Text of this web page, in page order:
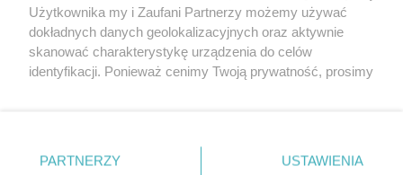
Zapomniałem hasła
Copyright © 2022 Kurier Szczeciński sp. z o.o.
Użytkownika my i Zaufani Partnerzy możemy używać
dokładnych danych geolokalizacyjnych oraz aktywnie
skanować charakterystykę urządzenia do celów
identyfikacji. Ponieważ cenimy Twoją prywatność, prosimy
prywatności znajdujący się w lewym dolnym rogu strony
. Niektóre rodzaje przetwarzania danych nie wymagają
PARTNERZY USTAWIENIA